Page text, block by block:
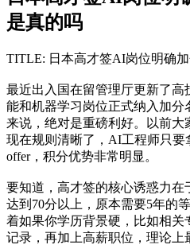
是真的吗
TITLE: 日本高才签AI岗位明确
最近出入国在留管理厅更新了
能和机器学习岗位正式纳入加
来说，绝对是重磅利好。以前大
现在规则清晰了，AI工程师只要
offer，积分优势非常明显。
要知道，高才签的核心诱惑力
达到70分以上，原本需要5年的
着如果你学历背景硬，比如相
记录，再加上高薪职位，理论上